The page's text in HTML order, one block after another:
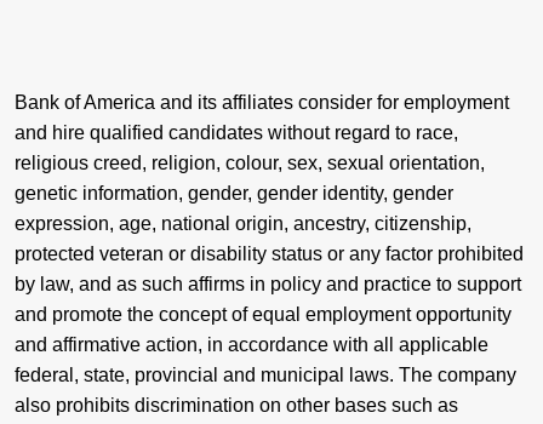
Bank of America and its affiliates consider for employment
and hire qualified candidates without regard to race,
religious creed, religion, colour, sex, sexual orientation,
genetic information, gender, gender identity, gender
expression, age, national origin, ancestry, citizenship,
protected veteran or disability status or any factor prohibited
by law, and as such affirms in policy and practice to support
and promote the concept of equal employment opportunity
and affirmative action, in accordance with all applicable
federal, state, provincial and municipal laws. The company
also prohibits discrimination on other bases such as